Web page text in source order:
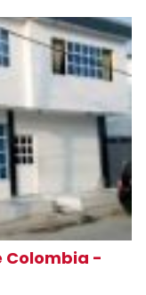
Colombia -